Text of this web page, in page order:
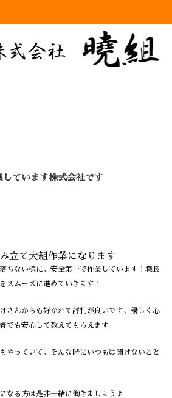
ています株式会社です
立て大組作業になります
ちない様に、安全第一で作業しています！職長
スムーズに進めていきます！
さんからも好かれて評判が良いです、優しく心
でも安心して教えてもらえます
やっていて、そんな時にいつもは聞けないこと
なる方は是非一緒に働きましょう♪